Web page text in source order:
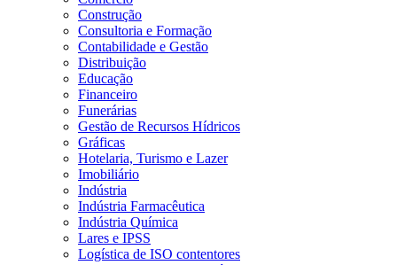
Construção
Consultoria e Formação
Contabilidade e Gestão
Distribuição
Educação
Financeiro
Funerárias
Gestão de Recursos Hídricos
Gráficas
Hotelaria, Turismo e Lazer
Imobiliário
Indústria
Indústria Farmacêutica
Indústria Química
Lares e IPSS
Logística de ISO contentores